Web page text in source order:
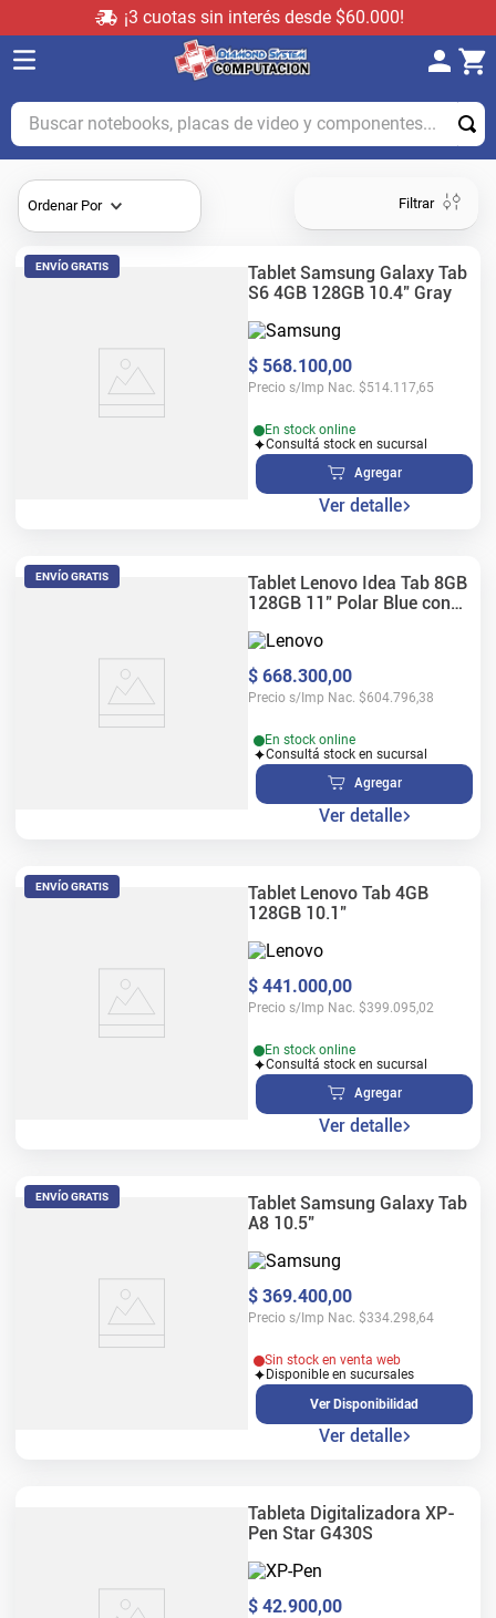
¡3 cuotas sin interés desde $60.000!
Buscar notebooks, placas de video y componentes...
Ordenar Por Filtrar
ENVÍO GRATIS
Tablet Samsung Galaxy Tab
S6 4GB 128GB 10.4" Gray
$ 568.100,00
Precio s/Imp Nac. $514.117,65
En stock online
Consultá stock en sucursal
Agregar
Ver detalle
ENVÍO GRATIS
Tablet Lenovo Idea Tab 8GB
128GB 11" Polar Blue con
$ 668.300,00
Precio s/Imp Nac. $604.796,38
En stock online
Consultá stock en sucursal
Agregar
Ver detalle
ENVÍO GRATIS
Tablet Lenovo Tab 4GB
128GB 10.1"
$ 441.000,00
Precio s/Imp Nac. $399.095,02
En stock online
Consultá stock en sucursal
Agregar
Ver detalle
ENVÍO GRATIS
Tablet Samsung Galaxy Tab
A8 10.5"
$ 369.400,00
Precio s/Imp Nac. $334.298,64
Sin stock en venta web
Disponible en sucursales
Ver Disponibilidad
Ver detalle
Tableta Digitalizadora XP-
Pen Star G430S
$ 42.900,00